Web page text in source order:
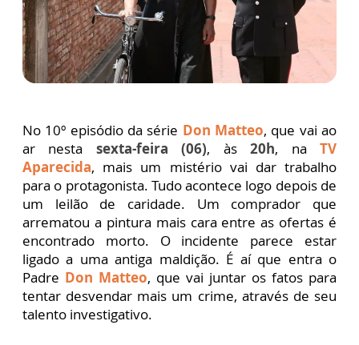
No 10º episódio da série Don Matteo, que vai ao
ar nesta sexta-feira (06), às20h, naTV
Aparecida, mais um mistério vai dar trabalho
para o protagonista. Tudo acontece logo depois de
um leilão de caridade. Um comprador que
arrematou a pintura mais cara entre as ofertas é
encontrado morto. O incidente parece estar
ligado a uma antiga maldição. É aí que entra o
Padre Don Matteo, que vai juntar os fatos para
tentar desvendar mais um crime, através de seu
talento investigativo.